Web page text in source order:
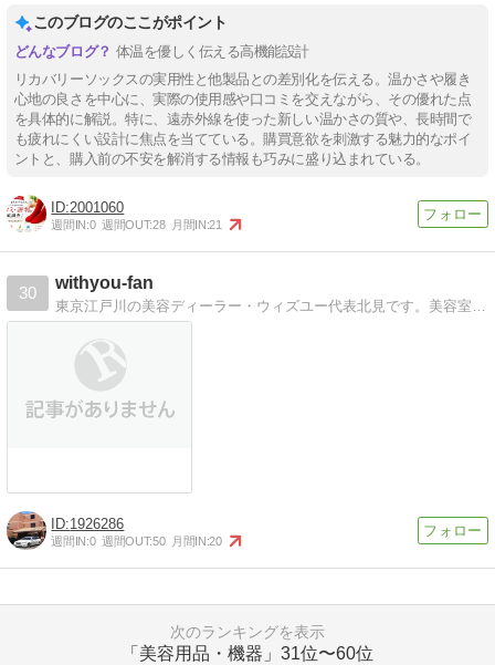
このブログのここがポイント
体温を優しく伝える高機能設計
リカバリーソックスの実用性と他製品との差別化を伝える。温かさや履き
心地の良さを中心に、実際の使用感や口コミを交えながら、その優れた点
を具体的に解説。特に、遠赤外線を使った新しい温かさの質や、長時間で
も疲れにくい設計に焦点を当てている。購買意欲を刺激する魅力的なポイ
ントと、購入前の不安を解消する情報も巧みに盛り込まれている。
2001060
週間IN:0 週間OUT:28 月間IN:21
30
withyou-fan
東京江戸川の美容ディーラー・ウィズユー代表北見です。美容室専門の総合卸商社です！美容室コンサルティングのプロフェッショナル。
1926286
週間IN:0 週間OUT:50 月間IN:20
次のランキングを表示
「美容用品・機器」 31位〜60位